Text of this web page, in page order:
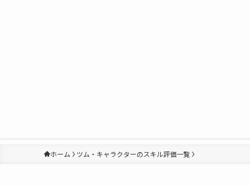
ホーム ツム・キャラクターのスキル評価一覧